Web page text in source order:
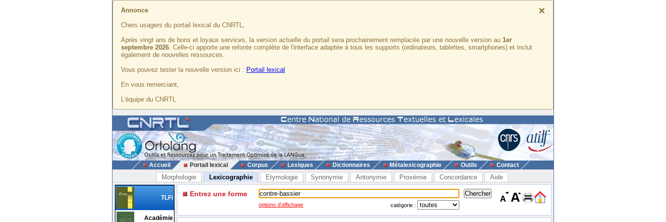
×
Annonce
Chers usagers du portail lexical du CNRTL,
Après vingt ans de bons et loyaux services, la version actuelle du portail sera prochainement remplacée par une nouvelle version au 1er
septembre 2026. Celle-ci apporte une refonte complète de l'interface adaptée à tous les supports (ordinateurs, tablettes, smartphones) et inclut
également de nouvelles ressources.
Vous pouvez tester la nouvelle version ici : Portail lexical
En vous remerciant,
L'équipe du CNRTL
Accueil Portail lexical Corpus Lexiques Dictionnaires Métalexicographie Outils Contact
Morphologie Lexicographie Etymologie Synonymie Antonymie Proxémie Concordance Aide
TLFi
Académie
Entrez une forme
options d'affichage catégorie :